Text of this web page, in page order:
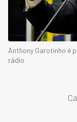
Anthony Garotinho é
rádio